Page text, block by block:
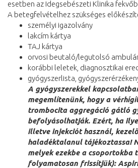
esetben az Idegsebészeti Klinika
A betegfelvételhez szükséges
személyi igazolvány
lakcím kártya
TAJ kártya
orvosi beutaló/legutolsó
korábbi leletek, diagnosztikai
gyógyszerlista,
A gyógyszerekkel
megemlítenünk, hogy a
trombocita aggregáció gátló
befolyásolhatják. Ezért, ha
illetve injekciót használ,
haladéktalanul tájékoztassa!
melyek ezekbe a
folyamatosan frissítjük):